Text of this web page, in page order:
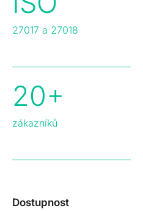
27017 a 27018
20+
zákazníků
Dostupnost